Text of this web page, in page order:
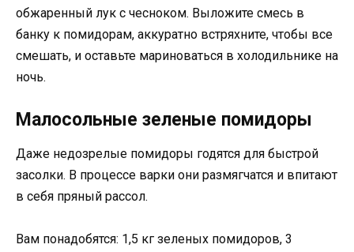
обжаренный лук с чесноком. Выложите смесь в
банку к помидорам, аккуратно встряхните, чтобы все
смешать, и оставьте мариноваться в холодильнике на
ночь.
Малосольные зеленые помидоры
Даже недозрелые помидоры годятся для быстрой
засолки. В процессе варки они размягчатся и впитают
в себя пряный рассол.
Вам понадобятся: 1,5 кг зеленых помидоров, 3